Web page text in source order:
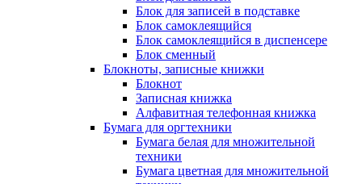
Блок для записей в подставке
Блок самоклеящийся
Блок самоклеящийся в диспенсере
Блок сменный
Блокноты, записные книжки
Блокнот
Записная книжка
Алфавитная телефонная книжка
Бумага для оргтехники
Бумага белая для множительной
техники
Бумага цветная для множительной